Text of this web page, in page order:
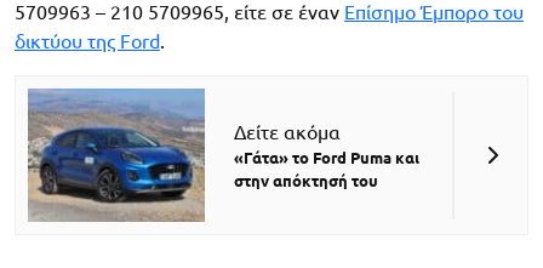
5709963 – 210 5709965, είτε σε έναν Επίσημο Έμπορο του
δικτύου της Ford.
Δείτε ακόμα
«Γάτα» το Ford Puma και
στην απόκτησή του